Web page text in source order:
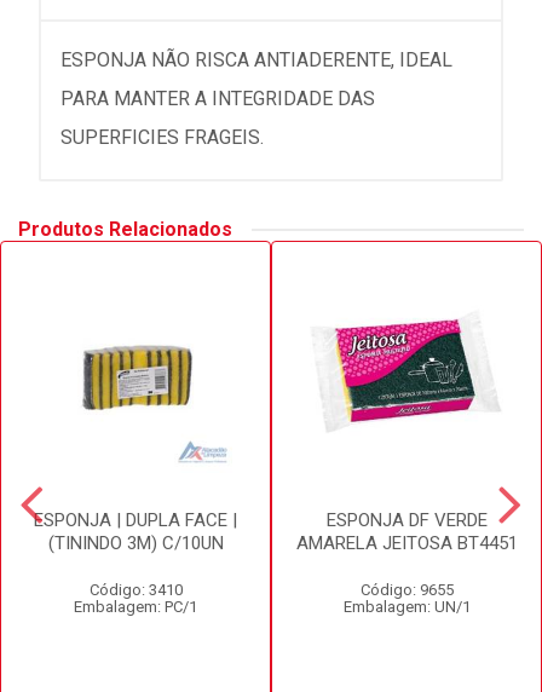
ESPONJA NÃO RISCA ANTIADERENTE, IDEAL
PARA MANTER A INTEGRIDADE DAS
SUPERFICIES FRAGEIS.
Produtos Relacionados
ESPONJA | DUPLA FACE |
(TININDO 3M) C/10UN
Código: 3410
Embalagem: PC/1
ESPONJA DF VERDE
AMARELA JEITOSA BT4451
Código: 9655
Embalagem: UN/1